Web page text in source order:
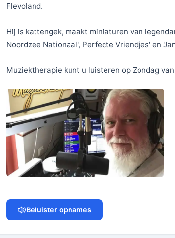
Flevoland.
Hij is kattengek, maakt miniaturen van
Noordzee Nationaal', Perfecte Vriendjes' en
Muziektherapie kunt u luisteren op Zondag van
Beluister opnames